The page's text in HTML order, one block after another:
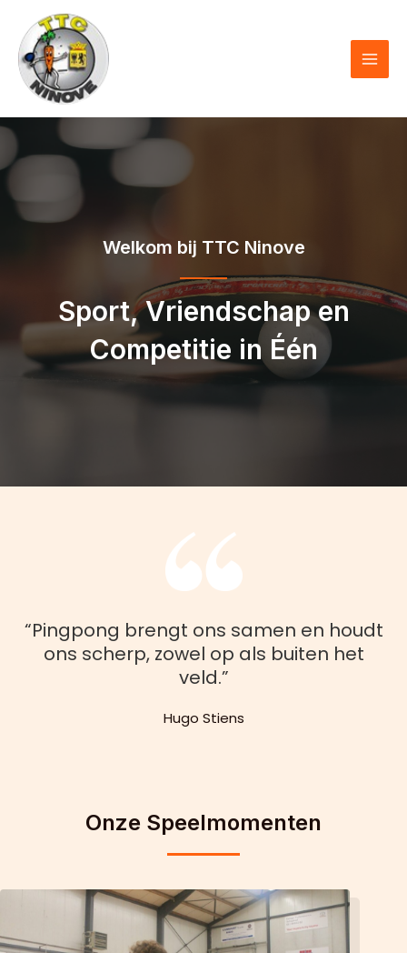
content
Welkom bij TTC Ninove
Sport, Vriendschap en
Competitie in Één
“Pingpong brengt ons samen en houdt
ons scherp, zowel op als buiten het
veld.”
Hugo Stiens
Onze Speelmomenten